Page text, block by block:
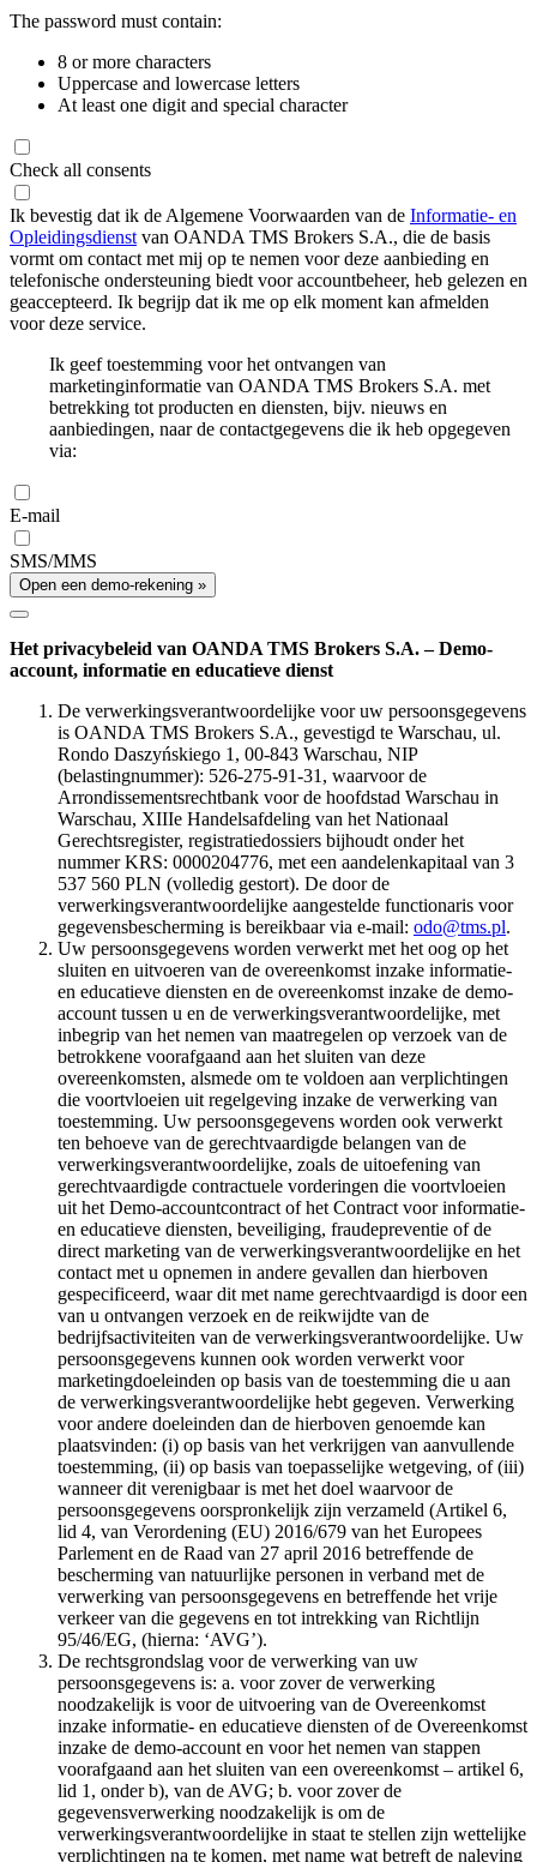
The password must contain:
8 or more characters
Uppercase and lowercase letters
At least one digit and special character
Check all consents
Ik bevestig dat ik de Algemene Voorwaarden van de Informatie- en
Opleidingsdienst van OANDA TMS Brokers S.A., die de basis
vormt om contact met mij op te nemen voor deze aanbieding en
telefonische ondersteuning biedt voor accountbeheer, heb gelezen en
geaccepteerd. Ik begrijp dat ik me op elk moment kan afmelden
voor deze service.
Ik geef toestemming voor het ontvangen van
marketinginformatie van OANDA TMS Brokers S.A. met
betrekking tot producten en diensten, bijv. nieuws en
aanbiedingen, naar de contactgegevens die ik heb opgegeven
via:
E-mail
SMS/MMS
Open een demo-rekening »
Het privacybeleid van OANDA TMS Brokers S.A. – Demo-
account, informatie en educatieve dienst
De verwerkingsverantwoordelijke voor uw persoonsgegevens
is OANDA TMS Brokers S.A., gevestigd te Warschau, ul.
Rondo Daszyńskiego 1, 00-843 Warschau, NIP
(belastingnummer): 526-275-91-31, waarvoor de
Arrondissementsrechtbank voor de hoofdstad Warschau in
Warschau, XIIIe Handelsafdeling van het Nationaal
Gerechtsregister, registratiedossiers bijhoudt onder het
nummer KRS: 0000204776, met een aandelenkapitaal van 3
537 560 PLN (volledig gestort). De door de
verwerkingsverantwoordelijke aangestelde functionaris voor
gegevensbescherming is bereikbaar via e-mail: odo@tms.pl.
Uw persoonsgegevens worden verwerkt met het oog op het
sluiten en uitvoeren van de overeenkomst inzake informatie-
en educatieve diensten en de overeenkomst inzake de demo-
account tussen u en de verwerkingsverantwoordelijke, met
inbegrip van het nemen van maatregelen op verzoek van de
betrokkene voorafgaand aan het sluiten van deze
overeenkomsten, alsmede om te voldoen aan verplichtingen
die voortvloeien uit regelgeving inzake de verwerking van
toestemming. Uw persoonsgegevens worden ook verwerkt
ten behoeve van de gerechtvaardigde belangen van de
verwerkingsverantwoordelijke, zoals de uitoefening van
gerechtvaardigde contractuele vorderingen die voortvloeien
uit het Demo-accountcontract of het Contract voor informatie-
en educatieve diensten, beveiliging, fraudepreventie of de
direct marketing van de verwerkingsverantwoordelijke en het
contact met u opnemen in andere gevallen dan hierboven
gespecificeerd, waar dit met name gerechtvaardigd is door een
van u ontvangen verzoek en de reikwijdte van de
bedrijfsactiviteiten van de verwerkingsverantwoordelijke. Uw
persoonsgegevens kunnen ook worden verwerkt voor
marketingdoeleinden op basis van de toestemming die u aan
de verwerkingsverantwoordelijke hebt gegeven. Verwerking
voor andere doeleinden dan de hierboven genoemde kan
plaatsvinden: (i) op basis van het verkrijgen van aanvullende
toestemming, (ii) op basis van toepasselijke wetgeving, of (iii)
wanneer dit verenigbaar is met het doel waarvoor de
persoonsgegevens oorspronkelijk zijn verzameld (Artikel 6,
lid 4, van Verordening (EU) 2016/679 van het Europees
Parlement en de Raad van 27 april 2016 betreffende de
bescherming van natuurlijke personen in verband met de
verwerking van persoonsgegevens en betreffende het vrije
verkeer van die gegevens en tot intrekking van Richtlijn
95/46/EG, (hierna: ‘AVG’).
De rechtsgrondslag voor de verwerking van uw
persoonsgegevens is: a. voor zover de verwerking
noodzakelijk is voor de uitvoering van de Overeenkomst
inzake informatie- en educatieve diensten of de Overeenkomst
inzake de demo-account en voor het nemen van stappen
voorafgaand aan het sluiten van een overeenkomst – artikel 6,
lid 1, onder b), van de AVG; b. voor zover de
gegevensverwerking noodzakelijk is om de
verwerkingsverantwoordelijke in staat te stellen zijn wettelijke
verplichtingen na te komen, met name wat betreft de naleving